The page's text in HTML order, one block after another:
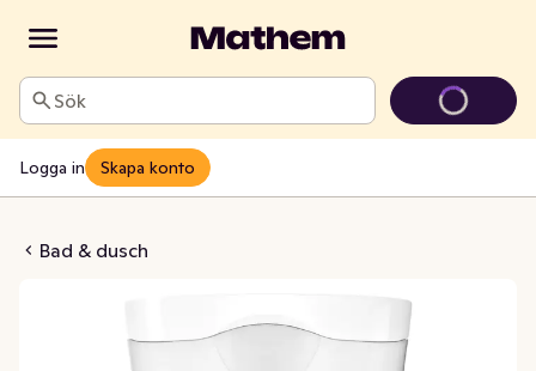
Sök
Logga in Skapa konto
Bad & dusch
Oparfymerad